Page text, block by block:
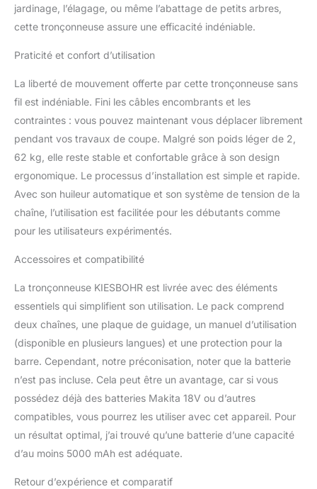
tronçonneuse : frein de chaîne instantané
anti-rebond et double interrupteur de
sécurité. Poignée ergonomique
antidérapante pour une prise en main sûre et
OBTENEZ : Corps de la tronçonneuse
KIESBOHR CSX001 (outil seulement), 1 ×
heures sans souci et garantie d'un an.
jardinage, l’élagage, ou même l’abattage de petits arbres,
cette tronçonneuse assure une efficacité indéniable.
Praticité et confort d’utilisation
La liberté de mouvement offerte par cette tronçonneuse sans
fil est indéniable. Fini les câbles encombrants et les
contraintes : vous pouvez maintenant vous déplacer librement
pendant vos travaux de coupe. Malgré son poids léger de 2,
62 kg, elle reste stable et confortable grâce à son design
ergonomique. Le processus d’installation est simple et rapide.
Avec son huileur automatique et son système de tension de la
chaîne, l’utilisation est facilitée pour les débutants comme
pour les utilisateurs expérimentés.
Accessoires et compatibilité
La tronçonneuse KIESBOHR est livrée avec des éléments
essentiels qui simplifient son utilisation. Le pack comprend
deux chaînes, une plaque de guidage, un manuel d’utilisation
(disponible en plusieurs langues) et une protection pour la
barre. Cependant, notre préconisation, noter que la batterie
n’est pas incluse. Cela peut être un avantage, car si vous
possédez déjà des batteries Makita 18V ou d’autres
compatibles, vous pourrez les utiliser avec cet appareil. Pour
un résultat optimal, j’ai trouvé qu’une batterie d’une capacité
d’au moins 5000 mAh est adéquate.
Retour d’expérience et comparatif